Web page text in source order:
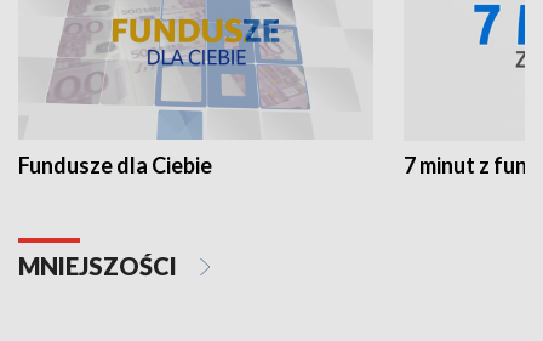
Fundusze dla Ciebie 7 minut z
MNIEJSZOŚCI